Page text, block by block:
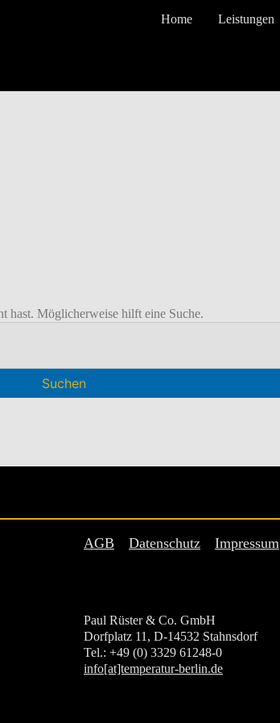
Home Leistungen
hast. Möglicherweise hilft eine Suche.
AGB Datenschutz Impressum
Paul Rüster & Co. GmbH
Dorfplatz 11, D-14532 Stahnsdorf
Tel.: +49 (0) 3329 61248-0
info[at]temperatur-berlin.de